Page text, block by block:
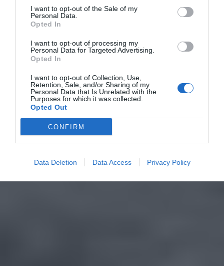
I want to opt-out of the Sale of my
Personal Data.
Opted In
I want to opt-out of processing my
Personal Data for Targeted Advertising.
Opted In
I want to opt-out of Collection, Use,
Retention, Sale, and/or Sharing of my
Personal Data that Is Unrelated with the
Purposes for which it was collected.
Opted Out
CONFIRM
Data Deletion Data Access Privacy Policy